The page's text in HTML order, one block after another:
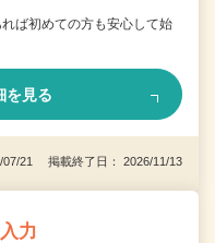
ば初めての方も安心して始
を見る
07/21 掲載終了日： 2026/11/13
力